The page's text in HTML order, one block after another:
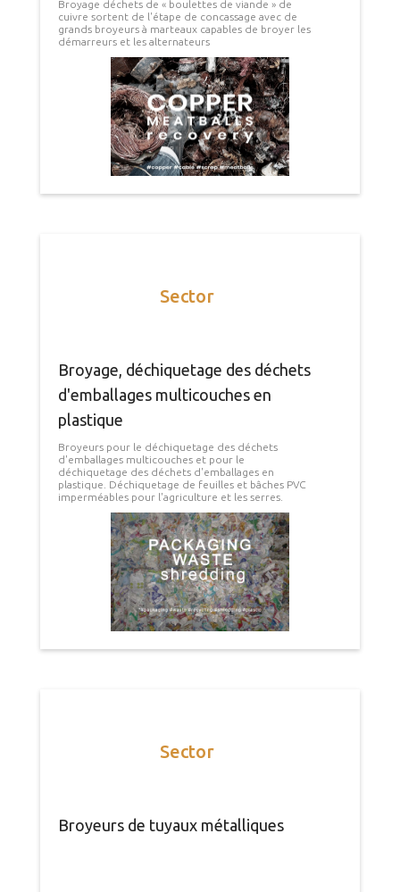
Broyage déchets de « boulettes de viande » de
cuivre sortent de l'étape de concassage avec de
grands broyeurs à marteaux capables de broyer les
démarreurs et les alternateurs
Sector
Broyage, déchiquetage des déchets
d'emballages multicouches en
plastique
Broyeurs pour le déchiquetage des déchets
d'emballages multicouches et pour le
déchiquetage des déchets d'emballages en
plastique. Déchiquetage de feuilles et bâches PVC
imperméables pour l'agriculture et les serres.
Sector
Broyeurs de tuyaux métalliques